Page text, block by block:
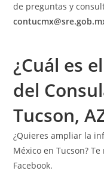
de preguntas y
¿Cuál es
del
Tucson,
¿Quieres ampliar la
México en Tucson?
Facebook.